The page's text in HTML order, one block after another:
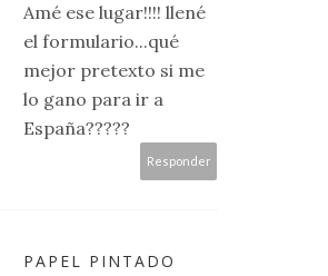
Amé ese lugar!!!! llené
el formulario...qué
mejor pretexto si me
lo gano para ir a
España?????
Responder
PAPEL PINTADO